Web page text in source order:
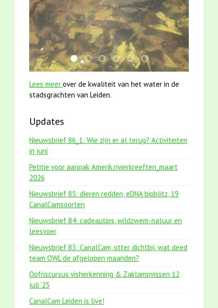
jun2021 28 brasem en rietvoorns 4a
mei2021 1 snoekje elly
karper met kattenklimtouw
smoelenboek fifi en karper
jun2021 zaklv 5 snoekje
mei2021
Lees meer over de kwaliteit van het water in de
stadsgrachten van Leiden.
Updates
Nieuwsbrief 86_1: Wie zijn er al terug? Activiteiten
in juni
Petitie voor aanpak Amerik.rivierkreeften_maart
2026
Nieuwsbrief 85: dieren redden, eDNA bioblitz, 19
CanalCamsoorten
Nieuwsbrief 84: cadeautips, wildzwem-natuur en
leesvoer
Nieuwsbrief 83: CanalCam, otter dichtbij, wat deed
team OWL de afgelopen maanden?
Opfriscursus visherkenning & Zaklampvissen 12
juli '25
CanalCam Leiden is live!